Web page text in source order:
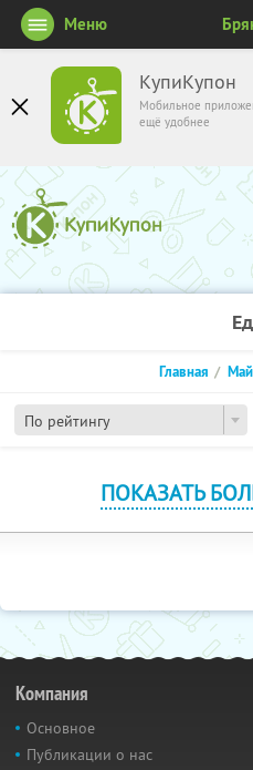
КупиКупон
Мобильное
ещё удобнее
Меню
По рейтингу
Главная
ПОКАЗАТЬ
Компания
Основное
Публикации о нас